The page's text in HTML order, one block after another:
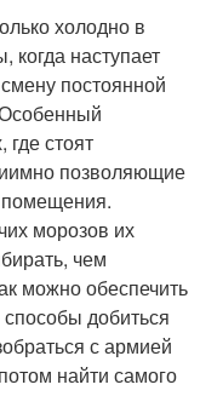
холодно в
когда наступает
постоянной
стоят
позволяющие
помещения.
морозов их
чем
можно обеспечить
добиться
с армией
найти самого